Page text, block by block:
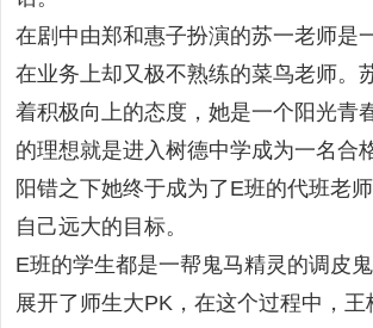
在剧中由郑和惠子扮演的苏一老师是
在业务上却又极不熟练的菜鸟老师。
着积极向上的态度，她是一个阳光青
的理想就是进入树德中学成为一名合
阳错之下她终于成为了E班的代班老
自己远大的目标。
E班的学生都是一帮鬼马精灵的调皮
展开了师生大PK，在这个过程中，王